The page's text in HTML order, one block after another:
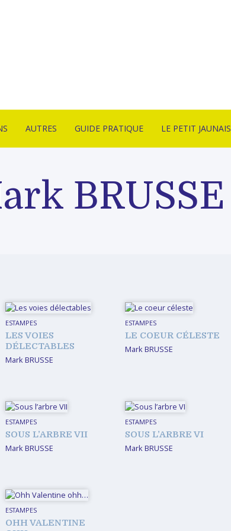
AUTRES
OUTILS
LITHOGRAPHIQUES
MOBILIERS D’EXPOSITION
GUIDE PRATIQUE
LIVRAISON & CONDITIONS
DE VENTE
GLOSSAIRE
LE PETIT JAUNAIS
NANCY SULMONT
LITHOTAKE
BRUSSE
ESTAMPES
LES VOIES
DÉLECTABLES
Mark BRUSSE
ESTAMPES
LE COEUR CÉLESTE
Mark BRUSSE
ESTAMPES
SOUS L’ARBRE VII
Mark BRUSSE
ESTAMPES
SOUS L’ARBRE VI
Mark BRUSSE
ESTAMPES
OHH VALENTINE